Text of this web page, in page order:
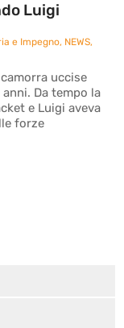
Luigi
e Impegno, NEWS,
uccise
Da tempo la
e Luigi aveva
forze